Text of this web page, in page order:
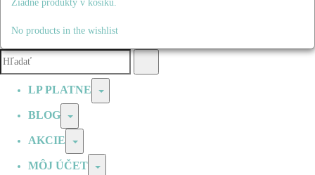
Žiadne produkty v košíku.
No products in the wishlist
Vyhľadávanie:
LP PLATNE Prepínač
BLOG Prepínač
AKCIE Prepínač
MÔJ ÚČET Prepínač